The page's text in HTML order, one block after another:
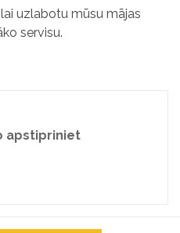
uzlabotu mūsu mājas
servisu.
apstipriniet